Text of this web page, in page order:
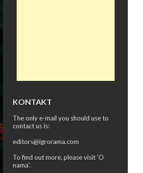
KONTAKT
The only e-mail you should use to
contact us is:
editors@igrorama.com
To find out more, please visit 'O
nama'.